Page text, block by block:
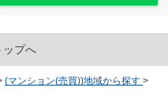
ップへ
(マンション(売買))地域から探す >